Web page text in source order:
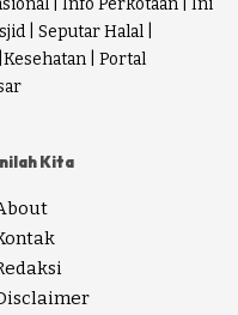
Info Perkotaan
Ini
Seputar Halal
Kesehatan
Portal
Kita